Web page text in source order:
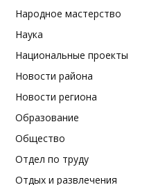
Народное мастерство
Наука
Национальные проекты
Новости района
Новости региона
Образование
Общество
Отдел по труду
Отдых и развлечения